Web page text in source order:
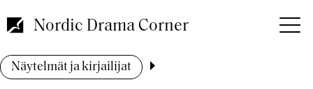
pääsisältöön
Nordic Drama Corner
Murupolku
Näytelmät ja kirjailijat